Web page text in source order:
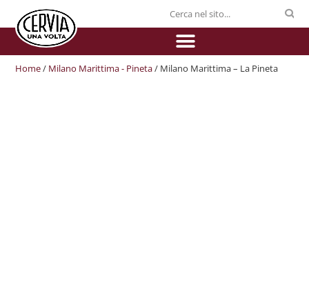
Home/ Milano Marittima - Pineta/ Milano Marittima – La Pineta